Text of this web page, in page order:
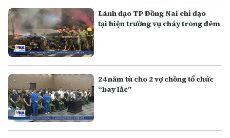
Lãnh đạo TP Đồng Nai chỉ đạo
tại hiện trường vụ cháy trong đêm
24 năm tù cho 2 vợ chồng tổ chức
“bay lắc”